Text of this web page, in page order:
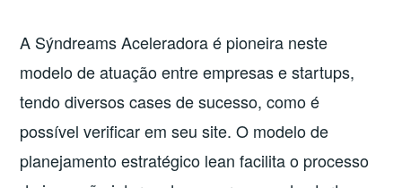
A Sýndreams Aceleradora é pioneira neste
modelo de atuação entre empresas e startups,
tendo diversos cases de sucesso, como é
possível verificar em seu site. O modelo de
planejamento estratégico lean facilita o processo